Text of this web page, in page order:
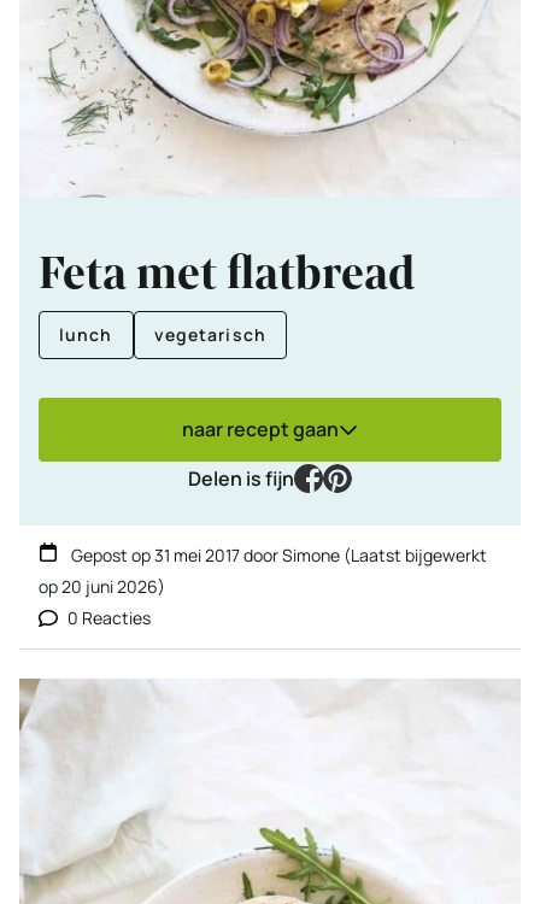
Feta met flatbread
lunch vegetarisch
naar recept gaan
Delen is fijn
facebook
pinterest
Gepost op31 mei 2017doorSimone (Laatst bijgewerkt
op20 juni 2026)
0 Reacties